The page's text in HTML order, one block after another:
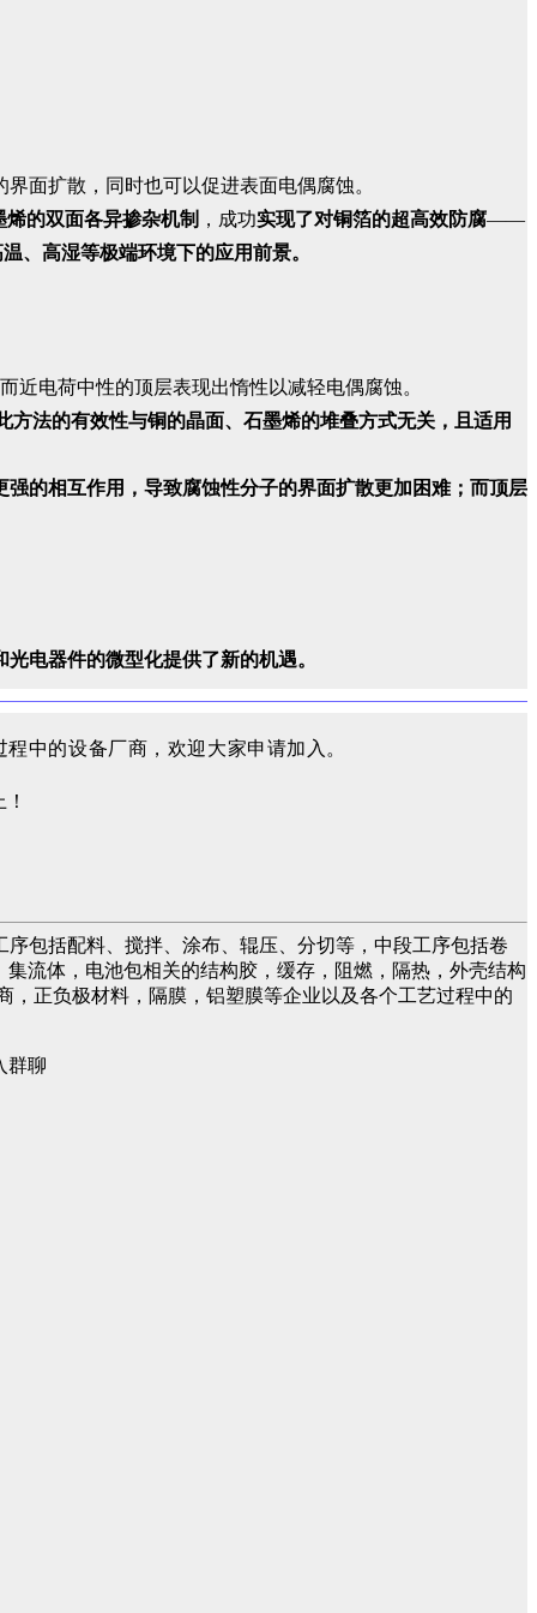
面扩散，同时也可以促进表面电偶腐蚀。
烯的双面各异掺杂机制 ，成功实现了对铜箔的超高效防腐——
、高湿等极端环境下的应用前景。
近电荷中性的顶层表现出惰性以减轻电偶腐蚀。
方法的有效性与铜的晶面、石墨烯的堆叠方式无关，且适用
的相互作用，导致腐蚀性分子的界面扩散更加困难；而顶层
电器件的微型化提供了新的机遇。
中的设备厂商，欢迎大家申请加入。
包括配料、搅拌、涂布、辊压、分切等，中段工序包括卷
流体，电池包相关的结构胶，缓存，阻燃，隔热，外壳结构
正负极材料，隔膜，铝塑膜等企业以及各个工艺过程中的
群聊